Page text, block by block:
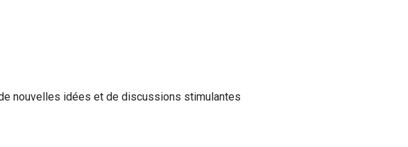
nouvelles idées et de discussions stimulantes